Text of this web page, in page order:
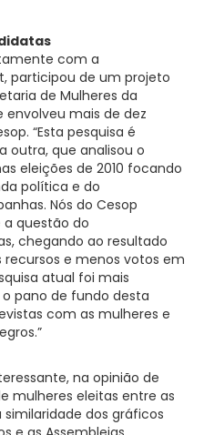
com a
participou de um projeto
de Mulheres da
envolveu mais de dez
“Esta pesquisa é
outra, que analisou o
eleições de 2010 focando
política e do
Nós do Cesop
questão do
chegando ao resultado
e menos votos em
atual foi mais
pano de fundo desta
com as mulheres e
na opinião de
mulheres eleitas entre as
dos gráficos